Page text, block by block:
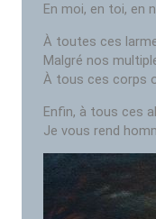
En moi, en toi, en
À toutes ces
Malgré nos
À tous ces corps
Enfin, à tous ces
Je vous rend